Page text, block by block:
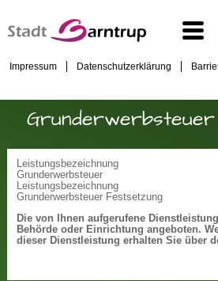
Impressum Datenschutzerklärung
Grunderwerbsteuer
Leistungsbezeichnung
Grunderwerbsteuer
Leistungsbezeichnung
Grunderwerbsteuer Festsetzung
Die von Ihnen aufgerufene
Behörde oder Einrichtung angeboten.
dieser Dienstleistung erhalten Sie über